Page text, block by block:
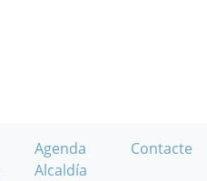
Agenda
Alcaldía
Contacte